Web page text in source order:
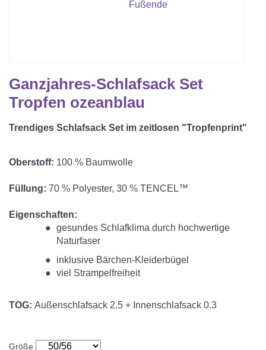
Matratzenschoner & -auflage
Innenschlafsack
STILLKISSEN & STILLTUCH
TEXTILIEN
Bettwäsche
Spannbettlaken
Bettschlange
Dreieckstuch & Schnuffeltuch
Mulltücher
ENTWICKLUNGSFÖRDERUNG
GESCHENKGUTSCHEIN
GESCHENKSETS & AKTIONEN
Ganzjahres-Schlafsack Set
Tropfen ozeanblau
Trendiges Schlafsack Set im zeitlosen "Tropfenprint"
Oberstoff: 100 % Baumwolle
Füllung: 70 % Polyester, 30 % TENCEL™
Eigenschaften:
gesundes Schlafklima durch hochwertige
Naturfaser
inklusive Bärchen-Kleiderbügel
viel Strampelfreiheit
TOG: Außenschlafsack 2.5 + Innenschlafsack 0.3
Größe